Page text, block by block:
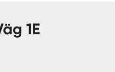
1E